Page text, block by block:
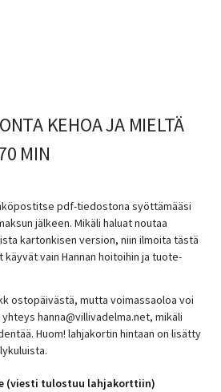
KEHOA JA MIELTÄ
MIN
pdf-tiedostona syöttämääsi
jälkeen. Mikäli haluat noutaa
kartonkisen version, niin ilmoita tästä
vain Hannan hoitoihin ja tuote-
ostopäivästä, mutta voimassaoloa voi
hanna@villivadelma.net, mikäli
Huom! lahjakortin hintaan on lisätty
(viesti tulostuu lahjakorttiin)